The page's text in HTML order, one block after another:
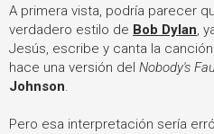
A primera vista, podría parecer
verdadero estilo de Bob Dylan,
Jesús, escribe y canta la
hace una versión del Nobody's
Johnson.
Pero esa interpretación sería